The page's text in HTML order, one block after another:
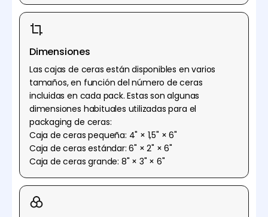
Dimensiones
Las cajas de ceras están disponibles en varios
tamaños, en función del número de ceras
incluidas en cada pack. Estas son algunas
dimensiones habituales utilizadas para el
packaging de ceras:
Caja de ceras pequeña: 4" × 1,5" × 6"
Caja de ceras estándar: 6" × 2" × 6"
Caja de ceras grande: 8" × 3" × 6"